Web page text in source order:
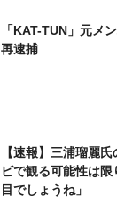
「KAT-TUN」元メ
再逮捕
【速報】三浦瑠麗
ビで観る可能性は
目でしょうね」